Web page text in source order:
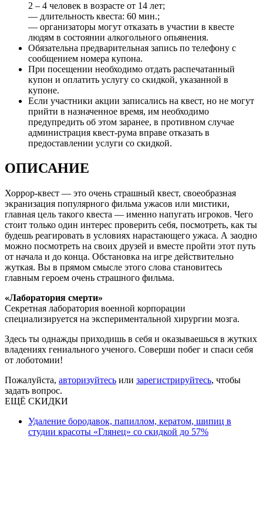
2 – 4 человек в возрасте от 14 лет;
— длительность квеста: 60 мин.;
— организаторы могут отказать в участии в квесте
людям в состоянии алкогольного опьянения.
Обязательна предварительная запись по телефону с
сообщением номера купона.
При посещении необходимо отдать распечатанный
купон и оплатить услугу со скидкой, указанной в
купоне.
Если участники акции записались на квест, но не могут
прийти в назначенное время, им необходимо
предупредить об этом заранее, в противном случае
администрация квест-рума вправе отказать в
предоставлении услуги со скидкой.
ОПИСАНИЕ
Хоррор-квест — это очень страшный квест, своеобразная
экранизация популярного фильма ужасов или мистики,
главная цель такого квеста — именно напугать игроков. Чего
стоит только один интерес проверить себя, посмотреть, как ты
будешь реагировать в условиях нарастающего ужаса. А заодно
можно посмотреть на своих друзей и вместе пройти этот путь
от начала и до конца. Обстановка на игре действительно
жуткая. Вы в прямом смысле этого слова становитесь
главным героем очень страшного фильма.
«Лаборатория смерти»
Секретная лаборатория военной корпорации
специализируется на экспериментальной хирургии мозга.
Здесь ты однажды приходишь в себя и оказываешься в жутких
владениях гениального ученого. Соверши побег и спаси себя
от лоботомии!
Пожалуйста, авторизуйтесь или зарегистрируйтесь, чтобы
задать вопрос.
ЕЩЁ СКИДКИ
Удаление бородавок, папиллом, кератом, шипиц в
студии красоты «Глянец» со скидкой до 57%